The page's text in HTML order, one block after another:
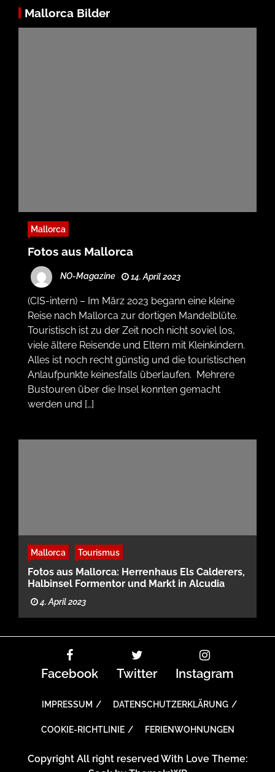
Mallorca Bilder
Mallorca
Fotos aus Mallorca
NO-Magazine 14. April 2023
(CIS-intern) – Im März 2023 begann eine kleine
Reise nach Mallorca zur dortigen Mandelblüte.
Touristisch ist zu der Zeit noch nicht soviel los,
viele ältere Reisende und Eltern mit Kleinkindern.
Alles ist noch recht günstig und die touristischen
Anlaufpunkte keinesfalls überlaufen. Mehrere
Bustouren über die Insel konnten gemacht
werden und […]
Mallorca Tourismus
Fotos aus Mallorca: Herrenhaus Els Calderers,
Halbinsel Formentor und Markt in Alcudia
4. April 2023
Facebook Twitter Instagram
IMPRESSUM DATENSCHUTZERKLÄRUNG
COOKIE-RICHTLINIE FERIENWOHNUNGEN
Copyright All right reserved With Love Theme: